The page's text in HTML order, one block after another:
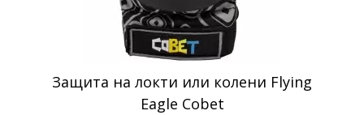
Защита на локти или колени Flying
Eagle Cobet